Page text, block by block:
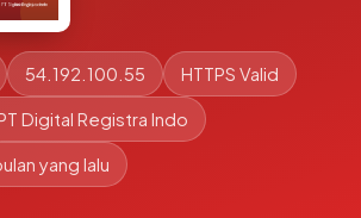
54.192.100.55 HTTPS Valid
Digital Registra Indo
yang lalu